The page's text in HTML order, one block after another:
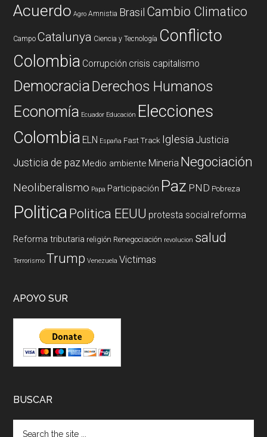
Acuerdo Agro Amnistia Brasil Cambio Climatico
Campo Catalunya Ciencia y Tecnología Conflicto
Colombia Corrupción crisis capitalismo
DemocraciaDerechos Humanos
Economía Ecuador Educación Elecciones
Colombia ELN España Fast Track Iglesia Justicia
Justicia de paz Medio ambiente Mineria Negociación
Neoliberalismo Papa Participación Paz PND Pobreza
PoliticaPolitica EEUU protesta social reforma
Reforma tributaria religión Renegociación revolucion salud
Terrorismo Trump Venezuela Victimas
APOYO SUR
BUSCAR